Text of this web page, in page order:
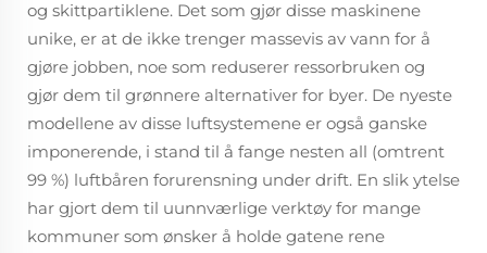
og skittpartiklene. Det som gjør disse maskinene
unike, er at de ikke trenger massevis av vann for å
gjøre jobben, noe som reduserer ressorbruken og
gjør dem til grønnere alternativer for byer. De nyeste
modellene av disse luftsystemene er også ganske
imponerende, i stand til å fange nesten all (omtrent
99 %) luftbåren forurensning under drift. En slik ytelse
har gjort dem til uunnværlige verktøy for mange
kommuner som ønsker å holde gatene rene